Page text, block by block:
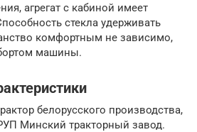
агрегат с кабиной имеет
стекла удерживать
комфортным не зависимо,
машины.
белорусского производства,
Минский тракторный завод.